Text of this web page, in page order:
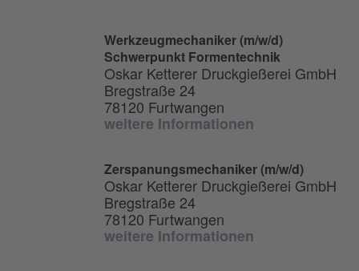
Werkzeugmechaniker (m/w/d)
Schwerpunkt Formentechnik
Oskar Ketterer Druckgießerei GmbH
Bregstraße 24
78120 Furtwangen
weitere Informationen
Zerspanungsmechaniker (m/w/d)
Oskar Ketterer Druckgießerei GmbH
Bregstraße 24
78120 Furtwangen
weitere Informationen